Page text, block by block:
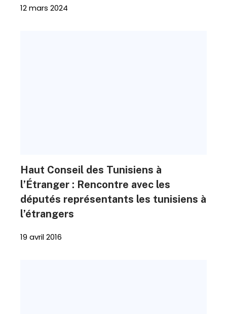
12 mars 2024
Haut Conseil des Tunisiens à
l’Étranger : Rencontre avec les
députés représentants les tunisiens à
l’étrangers
19 avril 2016